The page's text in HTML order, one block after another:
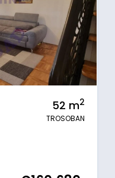
52 m2
TROSOBAN